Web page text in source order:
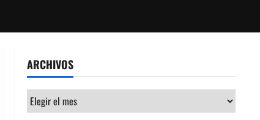
ARCHIVOS
Archivos